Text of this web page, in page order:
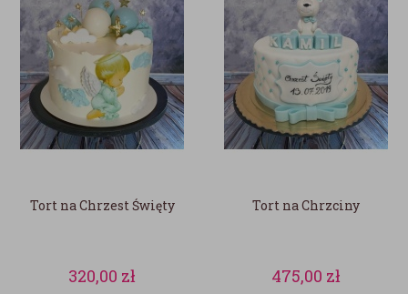
Tort na Chrzest Święty
320,00 zł
Tort na Chrzciny
475,00 zł